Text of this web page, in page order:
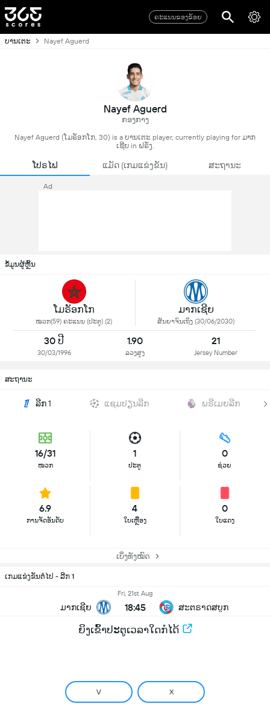
ຄະແນນຂອງຂ້ອຍ
ບານເຕະ Nayef Aguerd
Nayef Aguerd
ກອງກາງ
Nayef Aguerd (ໂມຣັອກໂກ, 30) is a ບານເຕະ player, currently playing for ມາກ
ເຊີຍ in ຝຣັ່ງ.
ໂປຣໄຟ ແມັດ (ເກມແຂ່ງຂັນ) ສະຖານະ
Ad
ຂໍ້ມູນຜູ້ຫຼິ້ນ
ໂມຣັອກໂກ
ໝວກ(59) ຄະແນນ (ປະຕູ) (2)
ມາກເຊີຍ
ສັນຍາຈົນເຖິງ (30/06/2030)
30 ປີ
30/03/1996
1.90
ລວງສູງ
21
Jersey Number
ສະຖານະ
ລີກ 1 ແຊມປຽນລີກ ພຣີເມຍລີກ
16/31
ໜວກ
1
ປະຕູ
0
ຊ່ວຍ
6.9
ການຈັດອັນດັບ
4
ໃບເຫຼືອງ
0
ໃບແດງ
ເບິ່ງທັງໝົດ
ເກມແຂ່ງຂັນຕໍ່ໄປ - ລີກ 1
ມາກເຊີຍ
Fri, 21st Aug
18:45 ສະຕຣາດສບູກ
ຍິງເຂົ້າປະຕູເວລາໃດກໍໄດ້
V X